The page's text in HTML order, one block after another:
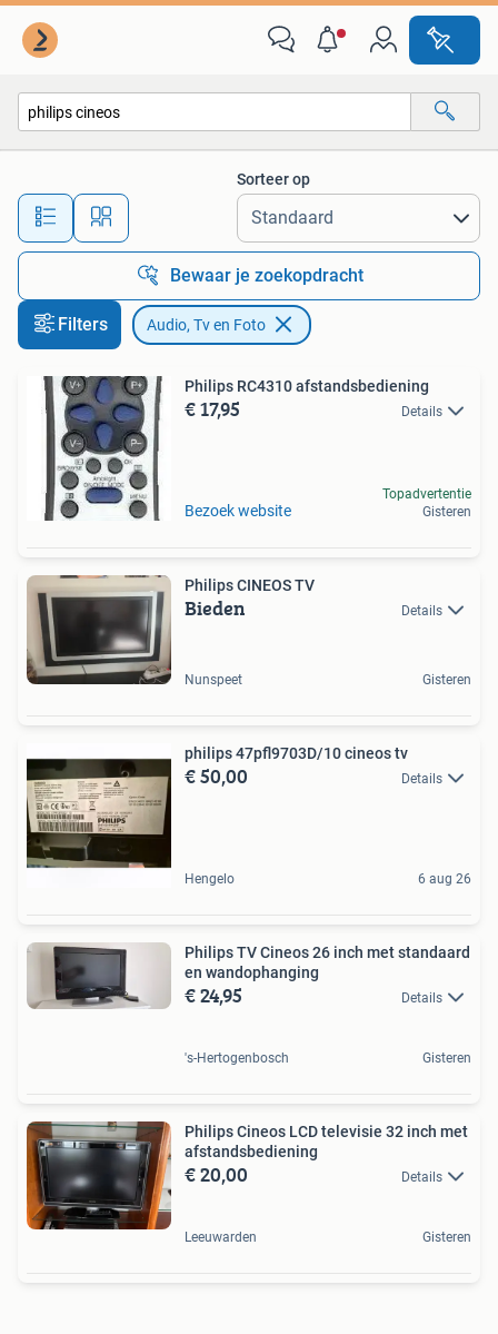
Alle afstanden…
Sorteer op
Bewaar je zoekopdracht
Filters Audio, Tv en Foto
Philips RC4310 afstandsbediening
€ 17,95 Details
Bezoek website
Topadvertentie
Gisteren
Philips CINEOS TV
Bieden Details
Nunspeet Gisteren
philips 47pfl9703D/10 cineos tv
€ 50,00 Details
Hengelo 6 aug 26
Philips TV Cineos 26 inch met standaard
en wandophanging
€ 24,95 Details
's-Hertogenbosch Gisteren
Philips Cineos LCD televisie 32 inch met
afstandsbediening
€ 20,00 Details
Leeuwarden Gisteren